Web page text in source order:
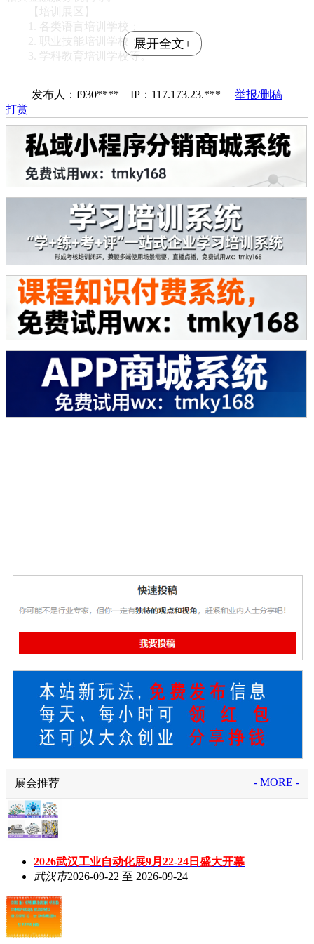
【培训展区】
1. 各类语言培训学校；
2. 职业技能培训学校；
3. 学科教育培训学校等。
展开全文+
发布人：f930**** IP：117.173.23.*** 举报/删稿
打赏
展会推荐 - MORE -
2026武汉工业自动化展9月22-24日盛大开幕
武汉市2026-09-22 至 2026-09-24